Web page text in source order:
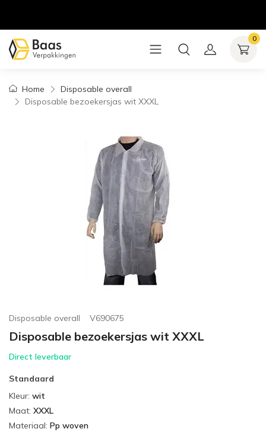
0
Home
Disposable overall
Disposable bezoekersjas wit XXXL
Disposable overall V690675
Disposable bezoekersjas wit XXXL
Direct leverbaar
Standaard
Kleur: wit
Maat: XXXL
Materiaal: Pp woven